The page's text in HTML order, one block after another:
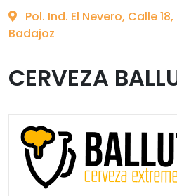
Pol. Ind. El Nevero, Calle
Badajoz
CERVEZA